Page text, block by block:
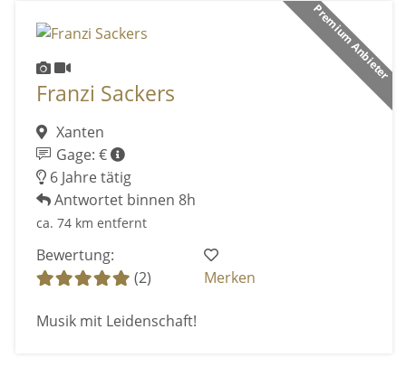
Premium Anbieter
Franzi Sackers
Xanten
Gage: €
6 Jahre tätig
Antwortet binnen 8h
ca. 74 km entfernt
Bewertung:
(2)
Merken
Musik mit Leidenschaft!